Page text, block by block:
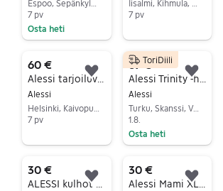
7 pv
Osta heti
7 pv
60 €
Alessi
7 pv
Lisää suosikiksi.
69 €
Alessi
Turku, Skanssi, Varsinais-Suomi
1.8.
Osta heti
ToriDiili
30 €
Lisää suosikiksi.
30 €